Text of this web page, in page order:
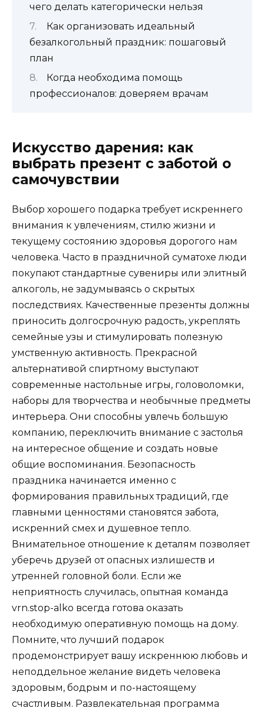
чего делать категорически нельзя
Как организовать идеальный
безалкогольный праздник: пошаговый
план
Когда необходима помощь
профессионалов: доверяем врачам
Искусство дарения: как
выбрать презент с заботой о
самочувствии
Выбор хорошего подарка требует искреннего
внимания к увлечениям, стилю жизни и
текущему состоянию здоровья дорогого нам
человека. Часто в праздничной суматохе люди
покупают стандартные сувениры или элитный
алкоголь, не задумываясь о скрытых
последствиях. Качественные презенты должны
приносить долгосрочную радость, укреплять
семейные узы и стимулировать полезную
умственную активность. Прекрасной
альтернативой спиртному выступают
современные настольные игры, головоломки,
наборы для творчества и необычные предметы
интерьера. Они способны увлечь большую
компанию, переключить внимание с застолья
на интересное общение и создать новые
общие воспоминания. Безопасность
праздника начинается именно с
формирования правильных традиций, где
главными ценностями становятся забота,
искренний смех и душевное тепло.
Внимательное отношение к деталям позволяет
уберечь друзей от опасных излишеств и
утренней головной боли. Если же
неприятность случилась, опытная команда
vrn.stop-alko всегда готова оказать
необходимую оперативную помощь на дому.
Помните, что лучший подарок
продемонстрирует вашу искреннюю любовь и
неподдельное желание видеть человека
здоровым, бодрым и по-настоящему
счастливым. Развлекательная программа